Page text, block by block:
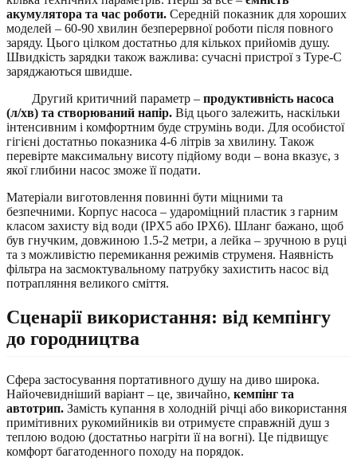
акумулятора та час роботи. Середній показник для хороших
моделей – 60-90 хвилин безперервної роботи після повного
заряду. Цього цілком достатньо для кількох прийомів душу.
Швидкість зарядки також важлива: сучасні пристрої з Type-C
заряджаються швидше.
Другий критичний параметр – продуктивність насоса
(л/хв) та створюваний напір. Від цього залежить, наскільки
інтенсивним і комфортним буде струмінь води. Для особистої
гігієні достатньо показника 4-6 літрів за хвилину. Також
перевірте максимальну висоту підйому води – вона вказує, з
якої глибини насос зможе її подати.
Матеріали виготовлення повинні бути міцними та
безпечними. Корпус насоса – удароміцний пластик з гарним
класом захисту від води (IPX5 або IPX6). Шланг бажано, щоб
був гнучким, довжиною 1.5-2 метри, а лейка – зручною в руці
та з можливістю перемикання режимів струменя. Наявність
фільтра на засмоктувальному патрубку захистить насос від
потрапляння великого сміття.
Сценарії використання: від кемпінгу
до городництва
Сфера застосування портативного душу на диво широка.
Найочевидніший варіант – це, звичайно, кемпінг та
автотрип. Замість купання в холодній річці або використання
примітивних рукомийників ви отримуєте справжній душ з
теплою водою (достатньо нагріти її на вогні). Це підвищує
комфорт багатоденного походу на порядок.